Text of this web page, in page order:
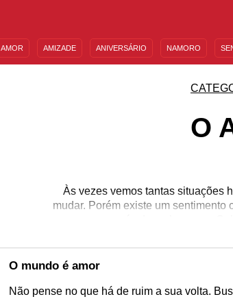
AMOR AMIZADE ANIVERSÁRIO NAMORO
O
Às vezes vemos tantas situações
mudar. Porém existe um
nós do mal: o amor.
O mundo é amor
Não pense no que há de ruim a sua volta.